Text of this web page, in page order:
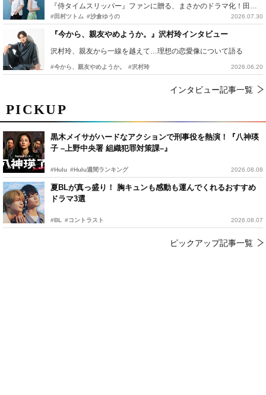
PICKUP
黒木メイサがハードなアクションで刑事役を熱演！『八神瑛
子 –上野中央署 組織犯罪対策課–』
#Hulu #Hulu週間ランキング 2026.08.08
夏BLが真っ盛り！ 胸キュンも感動も運んでくれるおすすめ
ドラマ3選
#BL #コントラスト 2026.08.07
ピックアップ記事一覧
『侍タイムスリッパー』ファンに贈る、まさかのドラマ化！田村ツトム×沙倉ゆうのが語る『心配無用ノ介』撮影秘話
#田村ツトム #沙倉ゆうの 2026.07.30
『今から、親友やめようか。』沢村玲インタビュー
沢村玲、親友から一線を越えて…理想の恋愛像について語る
#今から、親友やめようか。 #沢村玲 2026.06.20
インタビュー記事一覧